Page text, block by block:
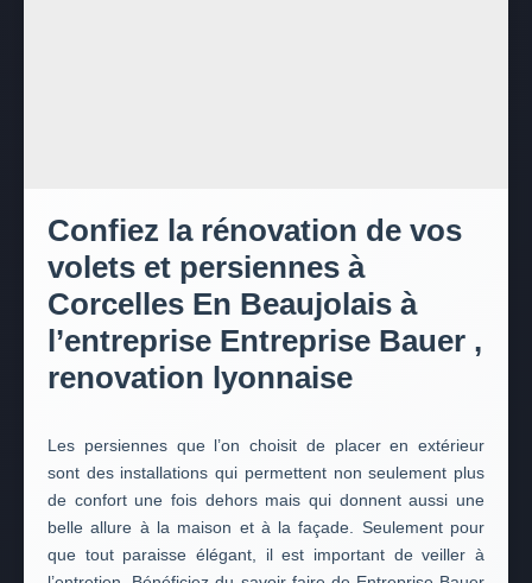
Confiez la rénovation de vos
volets et persiennes à
Corcelles En Beaujolais à
l’entreprise Entreprise Bauer ,
renovation lyonnaise
Les persiennes que l’on choisit de placer en extérieur
sont des installations qui permettent non seulement plus
de confort une fois dehors mais qui donnent aussi une
belle allure à la maison et à la façade. Seulement pour
que tout paraisse élégant, il est important de veiller à